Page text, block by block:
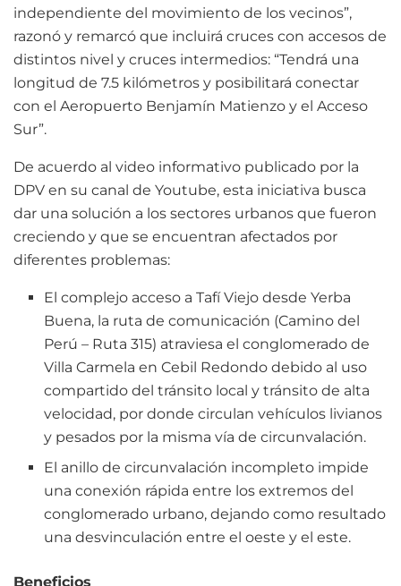
independiente del movimiento de los vecinos”,
razonó y remarcó que incluirá cruces con accesos de
distintos nivel y cruces intermedios: “Tendrá una
longitud de 7.5 kilómetros y posibilitará conectar
con el Aeropuerto Benjamín Matienzo y el Acceso
Sur”.
De acuerdo al video informativo publicado por la
DPV en su canal de Youtube, esta iniciativa busca
dar una solución a los sectores urbanos que fueron
creciendo y que se encuentran afectados por
diferentes problemas:
El complejo acceso a Tafí Viejo desde Yerba
Buena, la ruta de comunicación (Camino del
Perú – Ruta 315) atraviesa el conglomerado de
Villa Carmela en Cebil Redondo debido al uso
compartido del tránsito local y tránsito de alta
velocidad, por donde circulan vehículos livianos
y pesados por la misma vía de circunvalación.
El anillo de circunvalación incompleto impide
una conexión rápida entre los extremos del
conglomerado urbano, dejando como resultado
una desvinculación entre el oeste y el este.
Beneficios